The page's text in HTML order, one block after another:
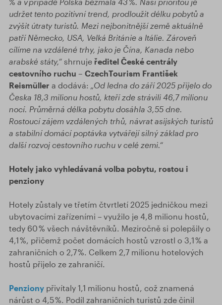
udržet tento pozitivní trend, prodloužit délku pobytů a
zvýšit útraty turistů. Mezi nejbonitnější země aktuálně
patří Německo, USA, Velká Británie a Itálie. Zároveň
cílíme na vzdálené trhy, jako je Čína, Kanada nebo
arabské státy,“ shrnuje ředitel České centrály
cestovního ruchu – CzechTourism František
Reismüller a dodává: „Od ledna do září 2025 přijelo do
Česka 18,3 milionu hostů, kteří zde strávili 46,7 milionu
nocí. Průměrná délka pobytu dosáhla 3,55 dne.
Rostoucí zájem vzdálených trhů, návrat asijských turistů
a stabilní domácí poptávka vytvářejí silný základ pro
další rozvoj cestovního ruchu v celé zemi.“
Hotely jako vyhledávaná volba pobytu, rostou i
penziony
Hotely zůstaly ve třetím čtvrtletí 2025 jedničkou mezi
ubytovacími zařízeními – využilo je 4,8 milionu hostů,
tedy 60 % všech návštěvníků. Meziročně si polepšily o
4,1 %, přičemž počet domácích hostů vzrostl o 3,1 % a
zahraničních o 2,7 %. Celkem 2,7 milionu hotelových
hostů přijelo ze zahraničí.
Penziony přivítaly 1,1 milionu hostů, což znamená
nárůst o 4,5 %. Podíl zahraničních turistů zde činil